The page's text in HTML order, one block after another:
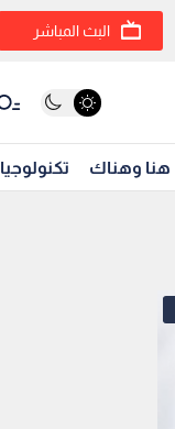
البث المباشر
هنا وهناك تكنولوجيا